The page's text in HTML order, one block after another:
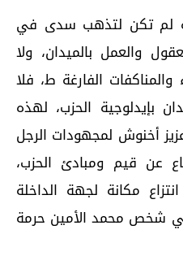
لم تكن لتذهب سدى في
والعمل بالميدان، ولا
الفارغة ط، فلا
بإيدلوجية الحزب، لهذه
أخنوش لمجهودات الرجل
عن قيم ومبادئ الحزب،
مكانة لجهة الداخلة
شخص محمد الأمين حرمة